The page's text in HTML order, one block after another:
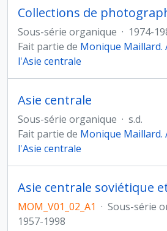
Collections de
Sous-série organique · 1974-
Fait partie de Monique Maillard.
l'Asie centrale
Asie centrale
Sous-série organique · s.d.
Fait partie de Monique Maillard.
l'Asie centrale
MOM_V01_02_A1 · Sous-série
1957-1998